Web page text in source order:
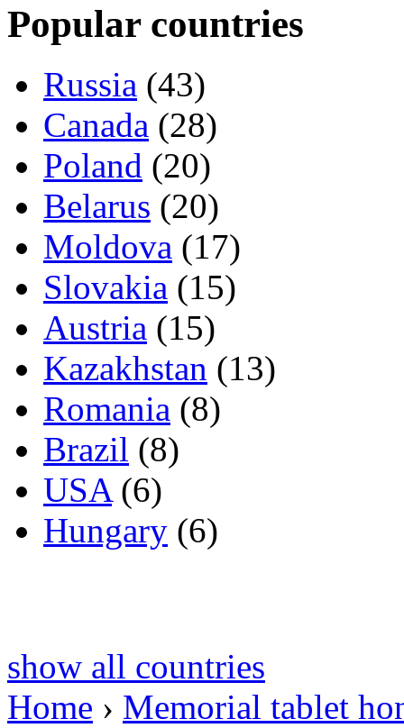
Popular countries
Russia (43)
Canada (28)
Poland (20)
Belarus (20)
Moldova (17)
Slovakia (15)
Austria (15)
Kazakhstan (13)
Romania (8)
Brazil (8)
USA(6)
Hungary (6)
show all countries
Home › Memorial tablet